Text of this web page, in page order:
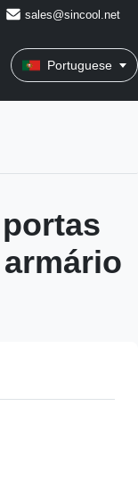
sales@sincool.net
Portuguese